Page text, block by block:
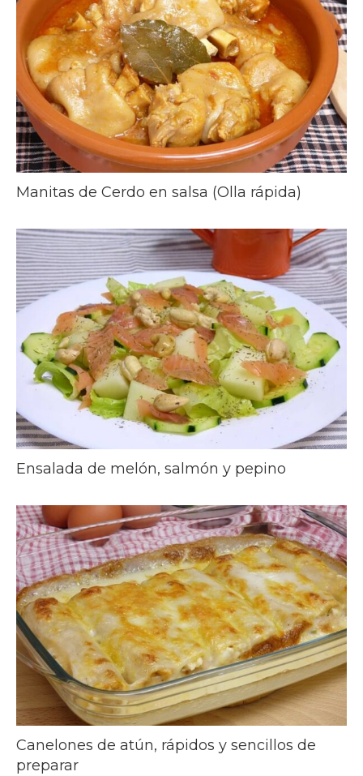
Manitas de Cerdo en salsa (Olla rápida)
Ensalada de melón, salmón y pepino
Canelones de atún, rápidos y sencillos de
preparar